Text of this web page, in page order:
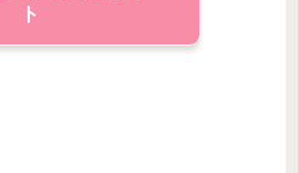
ト